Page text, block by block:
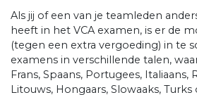
Als jij of een van je teamleden
heeft in het VCA examen, is er de
(tegen een extra vergoeding) in te
examens in verschillende talen,
Frans, Spaans, Portugees, Italiaans,
Litouws, Hongaars, Slowaaks,